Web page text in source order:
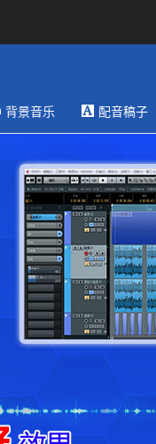
背景音乐 配音稿子